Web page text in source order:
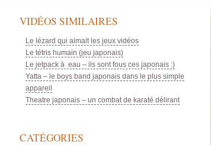
VIDÉOS SIMILAIRES
Le lézard qui aimait les jeux vidéos
Le tétris humain (jeu japonais)
Le jetpack à eau – ils sont fous ces japonais :)
Yatta – le boys band japonais dans le plus simple
appareil
Theatre japonais – un combat de karaté délirant
CATÉGORIES